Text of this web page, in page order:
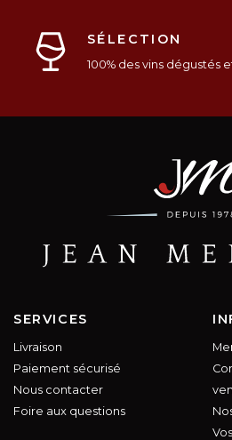
SÉLECTION
100% des vins dégustés
SERVICES
Livraison
Paiement sécurisé
Nous contacter
Foire aux questions